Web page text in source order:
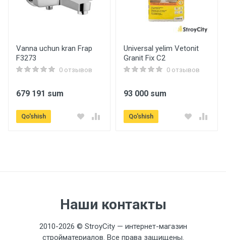
Vanna uchun kran Frap
F3273
0 отзывов
679 191 sum
Qo'shish
Universal yelim Vetonit
Granit Fix C2
0 отзывов
93 000 sum
Qo'shish
Наши контакты
2010-2026 © StroyCity — интернет-магазин
стройматериалов. Все права защищены.